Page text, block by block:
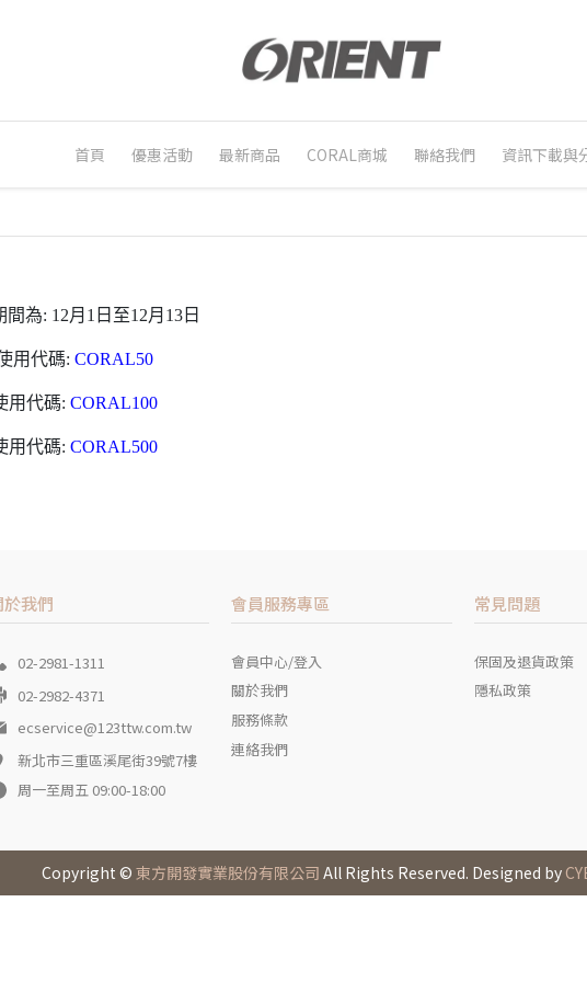
首頁 優惠活動 最新商品 CORAL商城 聯絡我們 資訊下載與
為: 12月1日至12月13日
代碼: CORAL50
代碼: CORAL100
代碼: CORAL500
於我們
02-2981-1311
02-2982-4371
ecservice@123ttw.com.tw
新北市三重區溪尾街39號7樓
周一至周五 09:00-18:00
會員服務專區
會員中心/登入
關於我們
服務條款
連絡我們
常見問題
保固及退貨政策
隱私政策
Copyright © 東方開發實業股份有限公司 All Rights Reserved. Designed by